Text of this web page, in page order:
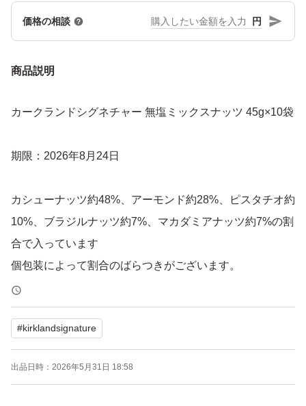
価格の相談 円
商品説明
カークランドシグネチャー 無塩ミックスナッツ 45g×10袋
期限：2026年8月24日
カシューナッツ約48%、アーモンド約28%、ピスタチオ約
10%、ブラジルナッツ約7%、マカダミアナッツ約7%の割
合で入っています
個包装によって割合のばらつきがございます。
カークランドシグネチャー無塩ミックスナッツの便利な個
包装バージョンです。おいしいカシューナッツ、アーモン
ド、ピスタチオ、ブラジルナッツ、マカダミアナッツが入
っています。焙煎によって心地よくカリカリになったナッ
#kirklandsignature
出品日時： 2026年5月31日 18:58